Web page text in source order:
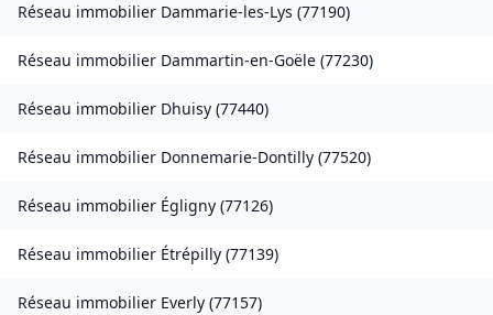
Réseau immobilier Dammarie-les-Lys (77190)
Réseau immobilier Dammartin-en-Goële (77230)
Réseau immobilier Dhuisy (77440)
Réseau immobilier Donnemarie-Dontilly (77520)
Réseau immobilier Égligny (77126)
Réseau immobilier Étrépilly (77139)
Réseau immobilier Everly (77157)